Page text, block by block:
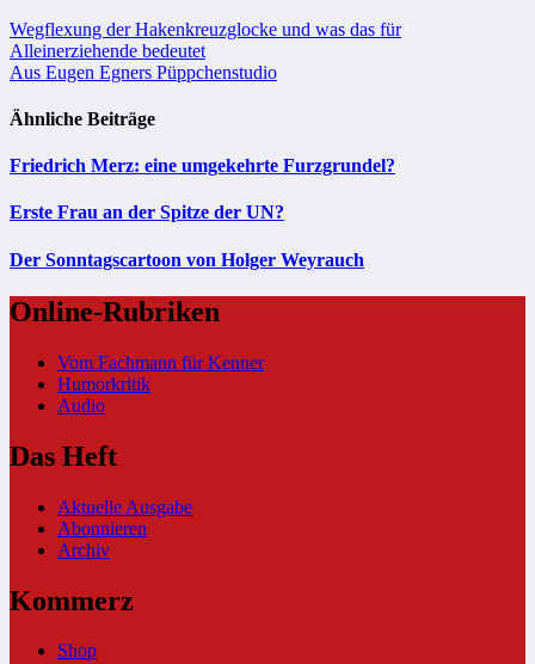
Beitragsnavigation
Wegflexung der Hakenkreuzglocke und was das für
Alleinerziehende bedeutet
Aus Eugen Egners Püppchenstudio
Ähnliche Beiträge
Friedrich Merz: eine umgekehrte Furzgrundel?
Erste Frau an der Spitze der UN?
Der Sonntagscartoon von Holger Weyrauch
Online-Rubriken
Vom Fachmann für Kenner
Humorkritik
Audio
Das Heft
Aktuelle Ausgabe
Abonnieren
Archiv
Kommerz
Shop